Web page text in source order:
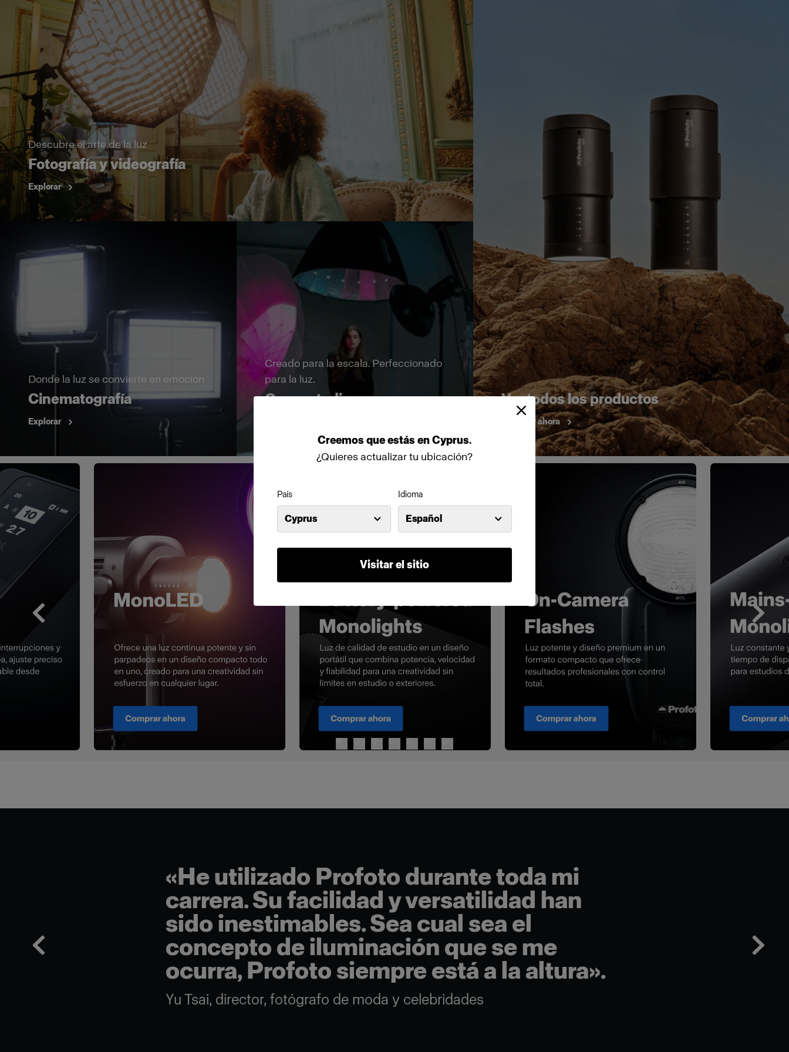
Creemos queestás enCyprus.
¿Quieres actualizar tu ubicación?
País
Cyprus
Idioma
Español
Visitar el sitio
Descubre el arte de la luz
Fotografía y videografía
Explorar
Ver todos los productos
Comprar ahora
Donde la luz se convierte en emoción
Cinematografía
Explorar
Creado para la escala. Perfeccionado
para la luz.
Gran estudio
«He utilizado Profoto durante toda mi
carrera. Su facilidad y versatilidad han
sido inestimables. Sea cual sea el
concepto de iluminación que se me
ocurra, Profoto siempre está a la altura».
Yu Tsai, director, fotógrafo de moda y celebridades